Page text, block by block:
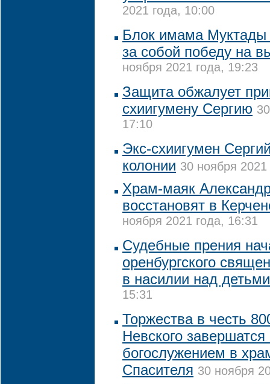
2021 года, 10:00
Блок имама Муктады
за собой победу на
ноября 2021 года, 19:23
Защита обжалует
схиигумену Сергию
17:10
Экс-схиигумен
колонии 30 ноября
Храм-маяк
восстановят в
ноября 2021 года, 16:31
Судебные прения
оренбургского
в насилии над детьми
15:31
Торжества в честь
Невского
богослужением в
Спасителя 30 ноября